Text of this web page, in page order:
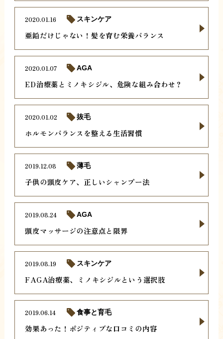
亜鉛だけじゃない！髪を育む栄養バランス
2020.01.16 スキンケア
ED治療薬とミノキシジル、危険な組み合わせ？
2020.01.07 AGA
ホルモンバランスを整える生活習慣
2020.01.02 抜毛
子供の頭皮ケア、正しいシャンプー法
2019.12.08 薄毛
頭皮マッサージの注意点と限界
2019.08.24 AGA
FAGA治療薬、ミノキシジルという選択肢
2019.08.19 スキンケア
効果あった！ポジティブな口コミの内容
2019.06.14 食事と育毛